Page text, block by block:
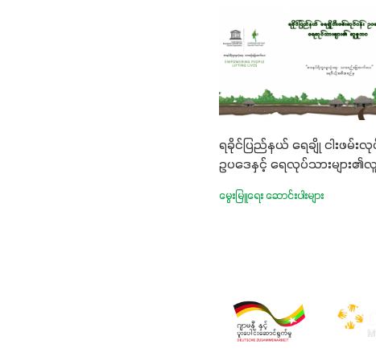
ရခိုင်ပြည်နယ် ရေချို ငါးဖမ်းလု
ဥပဒေနှင့် ရေလုပ်သားများ
မွေးမြူရေး ဆောင်းပါးများ